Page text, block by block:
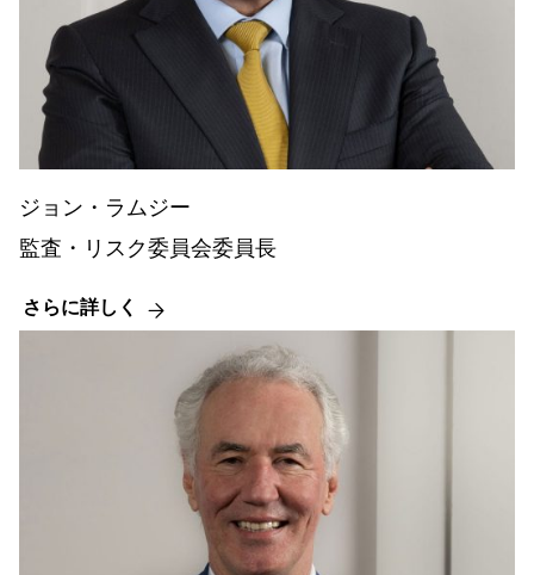
ジョン・ラムジー
監査・リスク委員会委員長
さらに詳しく